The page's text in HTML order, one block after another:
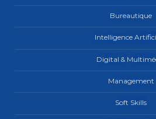
Bureautique
Intelligence
Digital &
Management
Soft Skills